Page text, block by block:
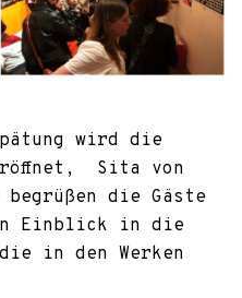
wird die
Sita von
begrüßen die Gäste
Einblick in die
in den Werken